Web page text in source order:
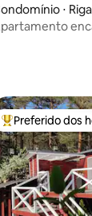
⋅ Riga
Entre os
Preferido dos